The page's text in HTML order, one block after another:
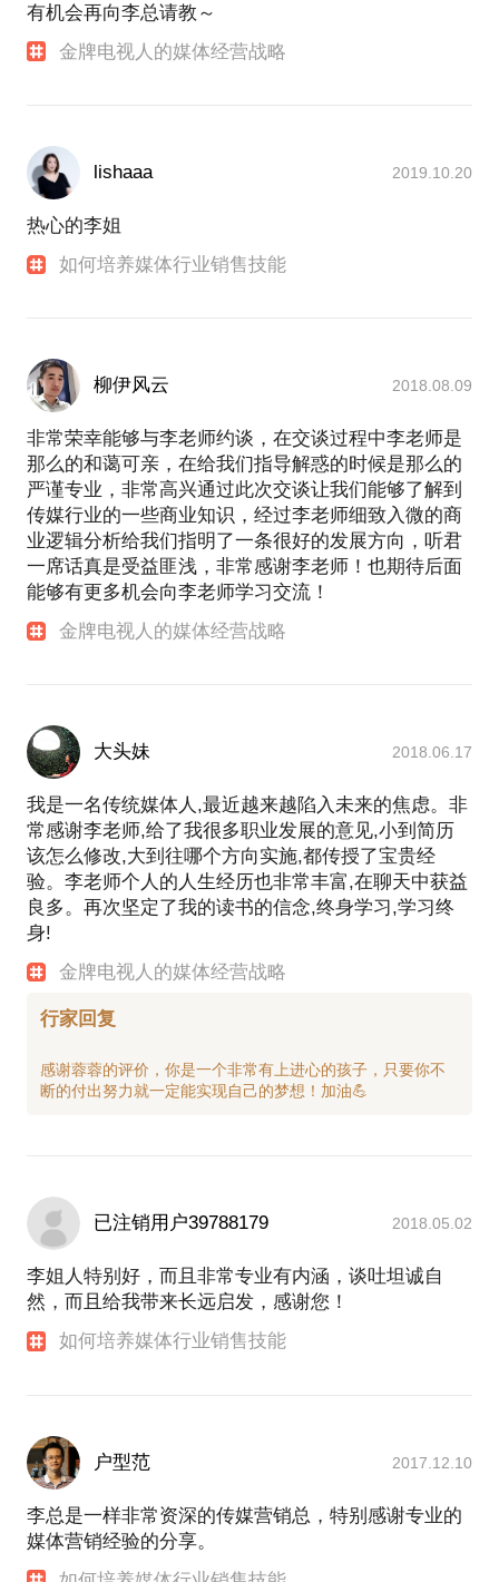
有机会再向李总请教～
金牌电视人的媒体经营战略
lishaaa 2019.10.20
热心的李姐
如何培养媒体行业销售技能
柳伊风云 2018.08.09
非常荣幸能够与李老师约谈，在交谈过程中李老师是
那么的和蔼可亲，在给我们指导解惑的时候是那么的
严谨专业，非常高兴通过此次交谈让我们能够了解到
传媒行业的一些商业知识，经过李老师细致入微的商
业逻辑分析给我们指明了一条很好的发展方向，听君
一席话真是受益匪浅，非常感谢李老师！也期待后面
能够有更多机会向李老师学习交流！
金牌电视人的媒体经营战略
大头妹 2018.06.17
我是一名传统媒体人,最近越来越陷入未来的焦虑。非
常感谢李老师,给了我很多职业发展的意见,小到简历
该怎么修改,大到往哪个方向实施,都传授了宝贵经
验。李老师个人的人生经历也非常丰富,在聊天中获益
良多。再次坚定了我的读书的信念,终身学习,学习终
身!
金牌电视人的媒体经营战略
行家回复
感谢蓉蓉的评价，你是一个非常有上进心的孩子，只要你不
已注销用户39788179 2018.05.02
李姐人特别好，而且非常专业有内涵，谈吐坦诚自
然，而且给我带来长远启发，感谢您！
如何培养媒体行业销售技能
户型范 2017.12.10
李总是一样非常资深的传媒营销总，特别感谢专业的
媒体营销经验的分享。